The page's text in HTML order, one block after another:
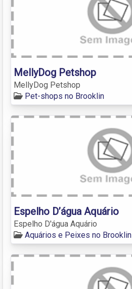
MellyDog Petshop
MellyDog Petshop
Pet-shops no Brooklin
Espelho D’água Aquário
Espelho D'água Aquário
Aquários e Peixes no Brooklin